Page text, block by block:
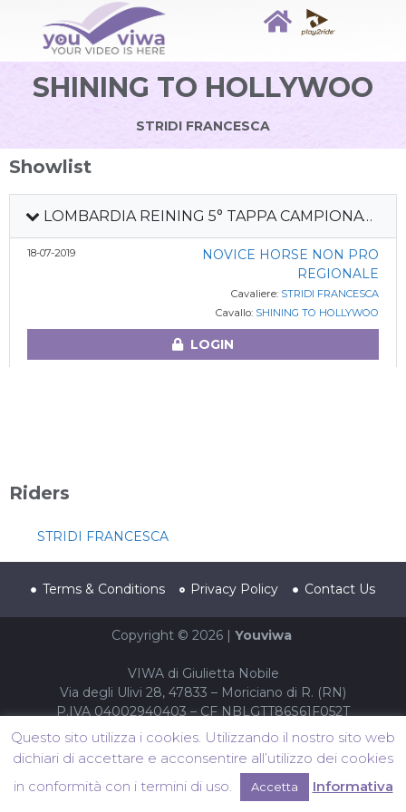
SHINING TO HOLLYWOO
STRIDI FRANCESCA
Showlist
LOMBARDIA REINING 5° TAPPA CAMPIONATO REGIONALE
18-07-2019
NOVICE HORSE NON PRO
REGIONALE
Cavaliere: STRIDI FRANCESCA
Cavallo: SHINING TO HOLLYWOO
LOGIN
Riders
STRIDI FRANCESCA
Terms & Conditions Privacy Policy Contact Us
Copyright © 2026 | Youviwa
VIWA di Giulietta Nobile
Via degli Ulivi 28, 47833 – Moriciano di R. (RN)
P.IVA 04002940403 – CF NBLGTT86S61F052T
Questo sito utilizza i cookies. Utilizzando il nostro sito web
dichiari di accettare e acconsentire all’utilizzo dei cookies
in conformità con i termini di uso.
Accetta Informativa